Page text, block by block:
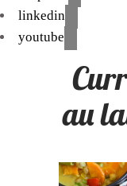
linkedin
youtube
au